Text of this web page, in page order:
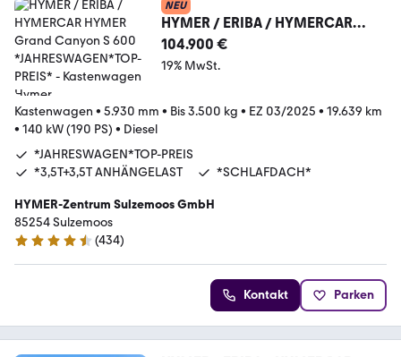
NEU
HYMER / ERIBA / HYMERCAR
HYMER Grand Canyon S 600
*JAHRESWAGEN*TOP-PREIS*
104.900 €
19% MwSt.
Kastenwagen • 5.930 mm • Bis 3.500 kg • EZ 03/2025 • 19.639 km
• 140 kW (190 PS) • Diesel
*JAHRESWAGEN*TOP-PREIS
*3,5T+3,5T ANHÄNGELAST
*SCHLAFDACH*
HYMER-Zentrum Sulzemoos GmbH
85254 Sulzemoos
4.7 Sterne
(434)
Kontakt Parken